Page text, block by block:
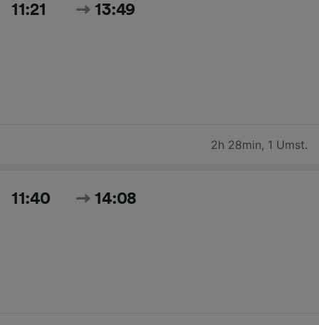
11:21 13:49
2h 28min, 1 Umst.
11:40 14:08